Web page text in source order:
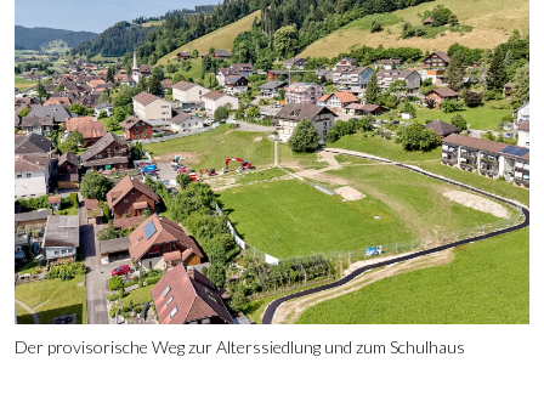
Der provisorische Weg zur Alterssiedlung und zum Schulhaus